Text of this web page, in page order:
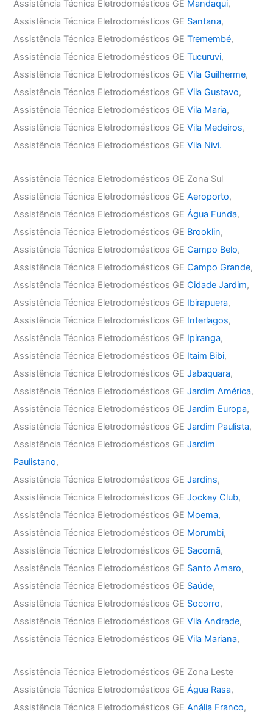
Assistência Técnica Eletrodomésticos GE Mandaqui,
Assistência Técnica Eletrodomésticos GE Santana,
Assistência Técnica Eletrodomésticos GETremembé,
Assistência Técnica Eletrodomésticos GETucuruvi,
Assistência Técnica Eletrodomésticos GEVila Guilherme,
Assistência Técnica Eletrodomésticos GEVila Gustavo,
Assistência Técnica Eletrodomésticos GEVila Maria,
Assistência Técnica Eletrodomésticos GEVila Medeiros,
Assistência Técnica Eletrodomésticos GEVila Nivi.
Assistência Técnica Eletrodomésticos GE Zona Sul
Assistência Técnica Eletrodomésticos GEAeroporto,
Assistência Técnica Eletrodomésticos GEÁgua Funda,
Assistência Técnica Eletrodomésticos GE Brooklin,
Assistência Técnica Eletrodomésticos GECampo Belo,
Assistência Técnica Eletrodomésticos GECampo Grande,
Assistência Técnica Eletrodomésticos GECidade Jardim,
Assistência Técnica Eletrodomésticos GE Ibirapuera,
Assistência Técnica Eletrodomésticos GE Interlagos,
Assistência Técnica Eletrodomésticos GE Ipiranga,
Assistência Técnica Eletrodomésticos GE Itaim Bibi,
Assistência Técnica Eletrodomésticos GEJabaquara,
Assistência Técnica Eletrodomésticos GEJardim América,
Assistência Técnica Eletrodomésticos GEJardim Europa,
Assistência Técnica Eletrodomésticos GEJardim Paulista,
Assistência Técnica Eletrodomésticos GEJardim
Paulistano,
Assistência Técnica Eletrodomésticos GEJardins,
Assistência Técnica Eletrodomésticos GEJockey Club,
Assistência Técnica Eletrodomésticos GE Moema,
Assistência Técnica Eletrodomésticos GE Morumbi,
Assistência Técnica Eletrodomésticos GE Sacomã,
Assistência Técnica Eletrodomésticos GE Santo Amaro,
Assistência Técnica Eletrodomésticos GE Saúde,
Assistência Técnica Eletrodomésticos GE Socorro,
Assistência Técnica Eletrodomésticos GEVila Andrade,
Assistência Técnica Eletrodomésticos GEVila Mariana,
Assistência Técnica Eletrodomésticos GE Zona Leste
Assistência Técnica Eletrodomésticos GEÁgua Rasa,
Assistência Técnica Eletrodomésticos GEAnália Franco,